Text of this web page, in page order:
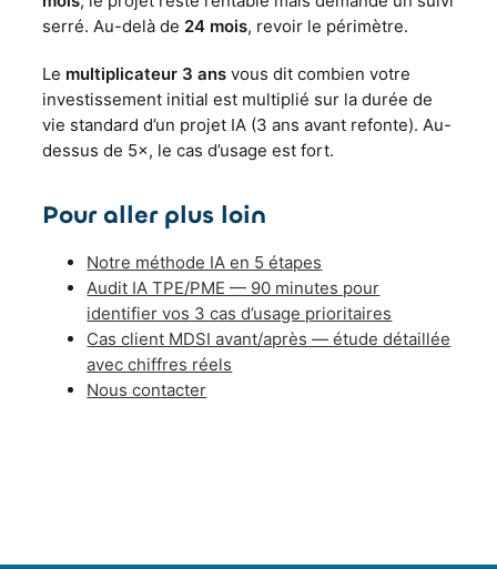
serré. Au-delà de 24 mois, revoir le périmètre.
Le multiplicateur 3 ans vous dit combien votre
investissement initial est multiplié sur la durée de
vie standard d’un projet IA (3 ans avant refonte). Au-
dessus de 5×, le cas d’usage est fort.
Pour aller plus loin
Notre méthode IA en 5 étapes
Audit IA TPE/PME — 90 minutes pour
identifier vos 3 cas d’usage prioritaires
Cas client MDSI avant/après — étude détaillée
avec chiffres réels
Nous contacter